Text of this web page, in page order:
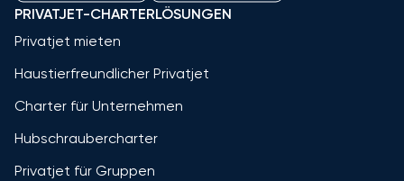
PRIVATJET-CHARTERLÖSUNGEN
Privatjet mieten
Haustierfreundlicher Privatjet
Charter für Unternehmen
Hubschraubercharter
Privatjet für Gruppen